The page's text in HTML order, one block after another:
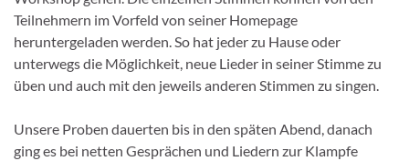
Teilnehmern im Vorfeld von seiner Homepage
heruntergeladen werden. So hat jeder zu Hause oder
unterwegs die Möglichkeit, neue Lieder in seiner Stimme zu
üben und auch mit den jeweils anderen Stimmen zu singen.
Unsere Proben dauerten bis in den späten Abend, danach
ging es bei netten Gesprächen und Liedern zur Klampfe